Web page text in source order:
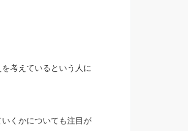
考えているという人に
くかについても注目が